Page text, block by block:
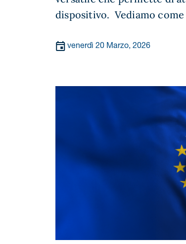
dispositivo. Vediamo
venerdì 20 Marzo, 2026